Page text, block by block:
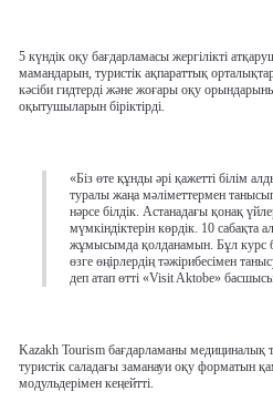
5 күндік оқу бағдарламасы жергілікті
мамандарын, туристік ақпараттық
кәсіби гидтерді және жоғары оқу
оқытушыларын біріктірді.
«Біз өте құнды әрі қажетті білім
туралы жаңа мәліметтермен
нәрсе білдік. Астанадағы қонақ
мүмкіндіктерін көрдік. 10 сабақта
жұмысымда қолданамын. Бұл курс
өзге өңірлердің тәжірибесімен
деп атап өтті «Visit Aktobe»
Kazakh Tourism бағдарламаны медициналық
туристік саладағы заманауи оқу форматын
модульдерімен кеңейтті.